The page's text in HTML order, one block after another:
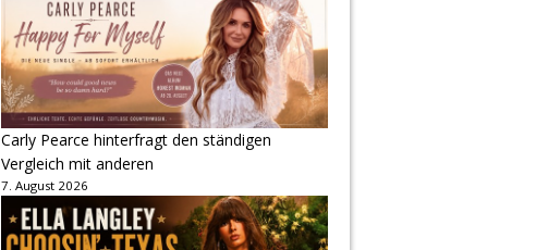
Carly Pearce hinterfragt den ständigen
Vergleich mit anderen
7. August 2026